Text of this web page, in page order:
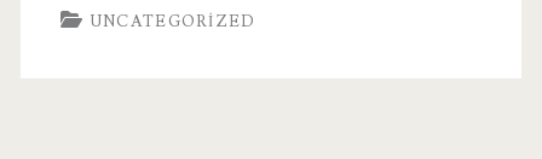
UNCATEGORIZED